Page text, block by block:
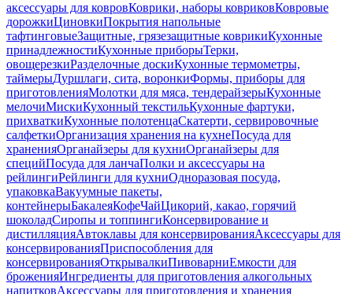
аксессуары для ковровКоврики, наборы ковриковКовровые
дорожкиЦиновкиПокрытия напольные
тафтинговыеЗащитные, грязезащитные коврикиКухонные
принадлежностиКухонные приборыТерки,
овощерезкиРазделочные доскиКухонные термометры,
таймерыДуршлаги, сита, воронкиФормы, приборы для
приготовленияМолотки для мяса, тендерайзерыКухонные
мелочиМискиКухонный текстильКухонные фартуки,
прихваткиКухонные полотенцаСкатерти, сервировочные
салфеткиОрганизация хранения на кухнеПосуда для
храненияОрганайзеры для кухниОрганайзеры для
специйПосуда для ланчаПолки и аксессуары на
рейлингиРейлинги для кухниОдноразовая посуда,
упаковкаВакуумные пакеты,
контейнерыБакалеяКофеЧайЦикорий, какао, горячий
шоколадСиропы и топпингиКонсервирование и
дистилляцияАвтоклавы для консервированияАксессуары для
консервированияПриспособления для
консервированияОткрывалкиПивоварниЕмкости для
броженияИнгредиенты для приготовления алкогольных
напитковАксессуары для приготовления и хранения